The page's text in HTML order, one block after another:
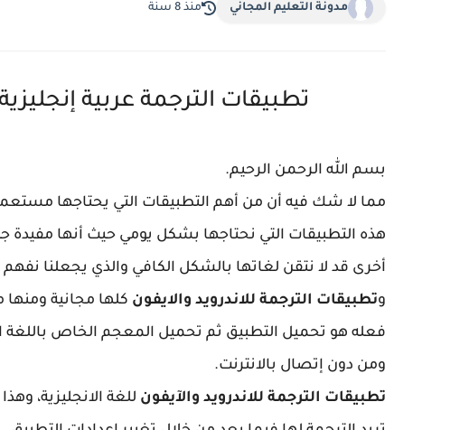
مدونة التعليم المجاني منذ 8 سنة
تطبيقات الترجمة عربية
بسم الله الرحمن الرحيم.
مما لا شك فيه أن من أهم التطبيقات التي يحتاجها
هذه التطبيقات التي نحتاجها بشكل يومي حيث أنها مفيدة
أخرى قد لا نتقن لغاتها بالشكل الكافي والذي يجعلنا نفهم
وتطبيقات الترجمة للاندرويد والايفون كلها مجانية
فعله هو تحميل التطبيق ثم تحميل المعجم الخاص باللغة
ومن دون إتصال بالانترنت.
تطبيقات الترجمة للاندرويد والآيفون للغة الانجليزية،